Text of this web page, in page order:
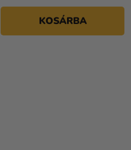
KOSÁRBA